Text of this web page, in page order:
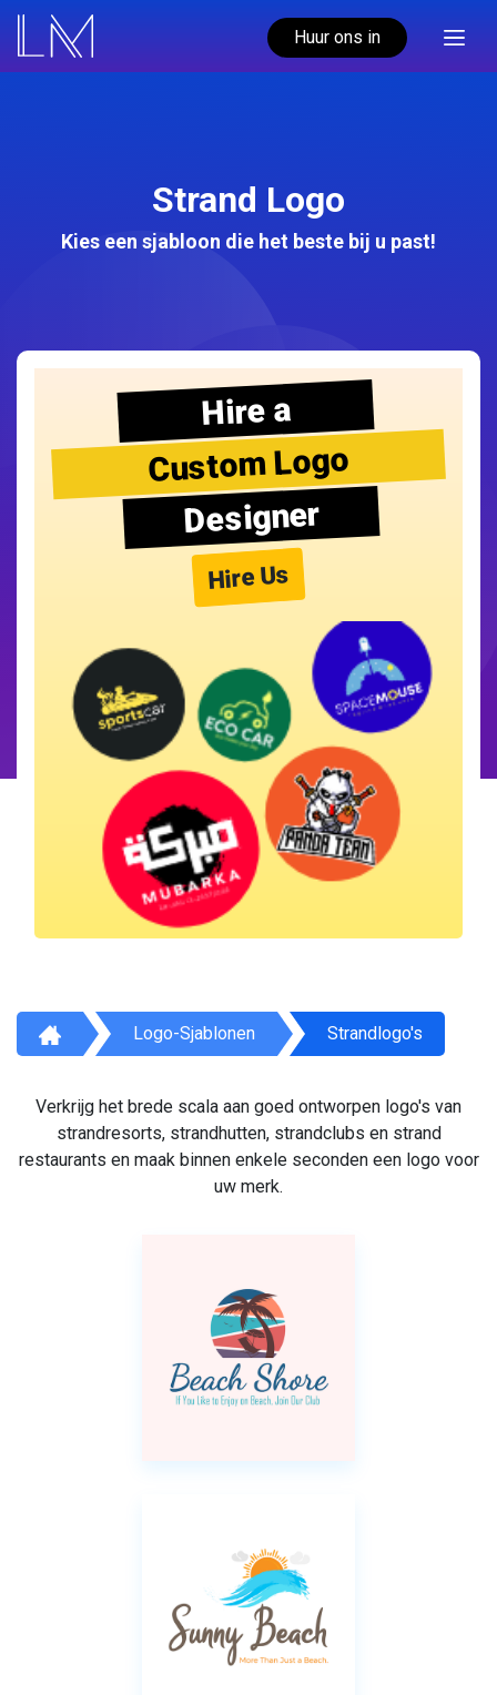
Huur ons in
Strand Logo
Kies een sjabloon die het beste bij u past!
Hire a
Custom Logo
Designer
Hire Us
Logo-Sjablonen Strandlogo's
Verkrijg het brede scala aan goed ontworpen logo's van
strandresorts, strandhutten, strandclubs en strand
restaurants en maak binnen enkele seconden een logo voor
uw merk.